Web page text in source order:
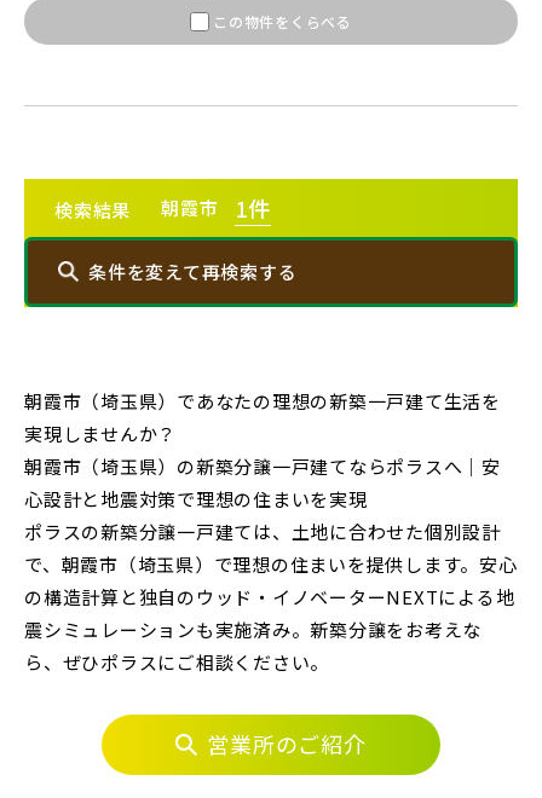
柏市(3)
流山市(4) 我孫子市(4)
江戸川区(1)
東久留米市(2)
駅から探す
JR
JR京浜東北線
JR埼京線
地図から探す
テーマから探す
画像から探す
地域
この物件をくらべる
検索結果 朝霞市 1件
条件を変えて再検索する
埼玉・中央エリア(50)
さいたま市(19)
さいたま市西区(4)
さいたま市北区(2)
さいたま市大宮区(0)
さいたま市見沼区(5)
さいたま市中央区(0)
さいたま市桜区(2)
さいたま市浦和区(0)
さいたま市南区(5)
さいたま市緑区(1)
さいたま市岩槻区(0)
朝霞市（埼玉県）であなたの理想の新築一戸建て生活を
実現しませんか？
朝霞市（埼玉県）の新築分譲一戸建てならポラスへ｜安
心設計と地震対策で理想の住まいを実現
ポラスの新築分譲一戸建ては、土地に合わせた個別設計
で、朝霞市（埼玉県）で理想の住まいを提供します。安心
の構造計算と独自のウッド・イノベーターNEXTによる地
震シミュレーションも実施済み。新築分譲をお考えな
ら、ぜひポラスにご相談ください。
営業所のご紹介